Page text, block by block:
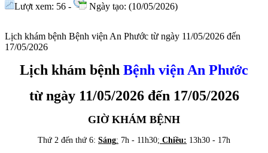
Lượt xem: 56 - Ngày tạo: (10/05/2026)
Lịch khám bệnh Bệnh viện An Phước từ ngày 11/05/2026 đến
17/05/2026
Lịch khám bệnh Bệnh viện An Phước
từ ngày 11/05/2026 đến 17/05/2026
GIỜ KHÁM BỆNH
Thứ 2 đến thứ 6: Sáng: 7h - 11h30; Chiều: 13h30 - 17h